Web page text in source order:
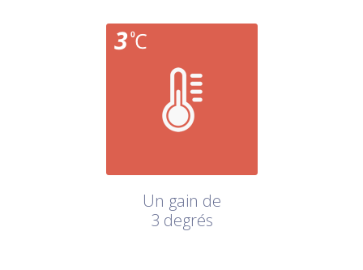
Un gain de
3 degrés